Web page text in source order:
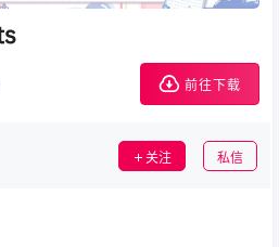
前往下载
关注 私信